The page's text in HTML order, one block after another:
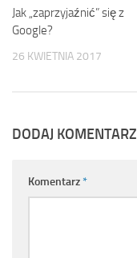
Jak „zaprzyjaźnić” się z
Google?
26 KWIETNIA 2017
DODAJ KOMENTARZ
Komentarz*